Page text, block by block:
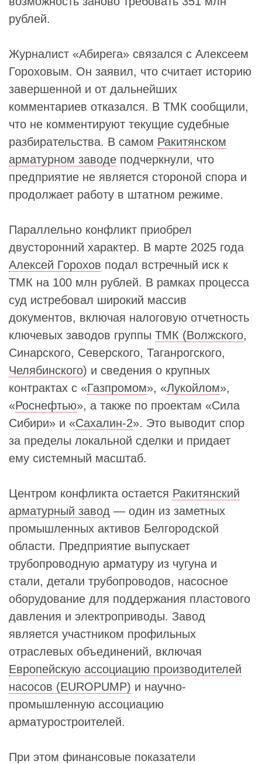
рублей.
Журналист «Абирега» связался с Алексеем
Гороховым. Он заявил, что считает историю
завершенной и от дальнейших
комментариев отказался. В ТМК сообщили,
что не комментируют текущие судебные
разбирательства. В самом Ракитянском
арматурном заводе подчеркнули, что
предприятие не является стороной спора и
продолжает работу в штатном режиме.
Параллельно конфликт приобрел
двусторонний характер. В марте 2025 года
Алексей Горохов подал встречный иск к
ТМК на 100 млн рублей. В рамках процесса
суд истребовал широкий массив
документов, включая налоговую отчетность
ключевых заводов группы ТМК (Волжского,
Синарского, Северского, Таганрогского,
Челябинского) и сведения о крупных
контрактах с «Газпромом», «Лукойлом»,
«Роснефтью», а также по проектам «Сила
Сибири» и «Сахалин-2». Это выводит спор
за пределы локальной сделки и придает
ему системный масштаб.
Центром конфликта остается Ракитянский
арматурный завод — один из заметных
промышленных активов Белгородской
области. Предприятие выпускает
трубопроводную арматуру из чугуна и
стали, детали трубопроводов, насосное
оборудование для поддержания пластового
давления и электроприводы. Завод
является участником профильных
отраслевых объединений, включая
Европейскую ассоциацию производителей
насосов (EUROPUMP) и научно-
промышленную ассоциацию
арматуростроителей.
При этом финансовые показатели